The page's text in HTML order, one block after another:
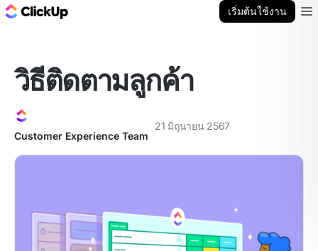
เริ่มต้นใช้งาน
วิธีติดตามลูกค้า
Customer Experience Team
21 มิถุนายน 2567